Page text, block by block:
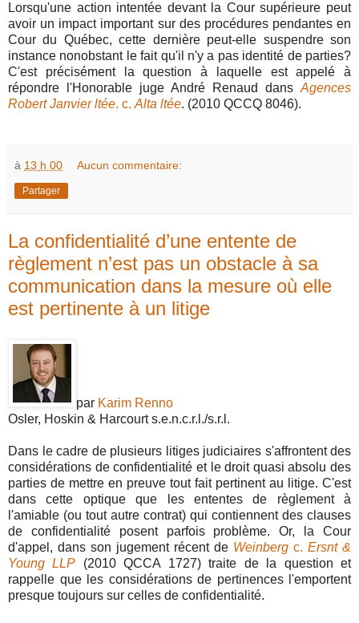
Lorsqu'une action intentée devant la Cour supérieure peut
avoir un impact important sur des procédures pendantes en
Cour du Québec, cette dernière peut-elle suspendre son
instance nonobstant le fait qu'il n'y a pas identité de parties?
C'est précisément la question à laquelle est appelé à
répondre l'Honorable juge André Renaud dans Agences
Robert Janvier ltée. c. Alta ltée. (2010 QCCQ 8046).
à 13 h 00 Aucun commentaire:
Partager
La confidentialité d’une entente de
règlement n’est pas un obstacle à sa
communication dans la mesure où elle
est pertinente à un litige
par Karim Renno
Osler, Hoskin & Harcourt s.e.n.c.r.l./s.r.l.
Dans le cadre de plusieurs litiges judiciaires s'affrontent des
considérations de confidentialité et le droit quasi absolu des
parties de mettre en preuve tout fait pertinent au litige. C'est
dans cette optique que les ententes de règlement à
l'amiable (ou tout autre contrat) qui contiennent des clauses
de confidentialité posent parfois problème. Or, la Cour
d'appel, dans son jugement récent de Weinberg c. Ersnt &
Young LLP (2010 QCCA 1727) traite de la question et
rappelle que les considérations de pertinences l'emportent
presque toujours sur celles de confidentialité.